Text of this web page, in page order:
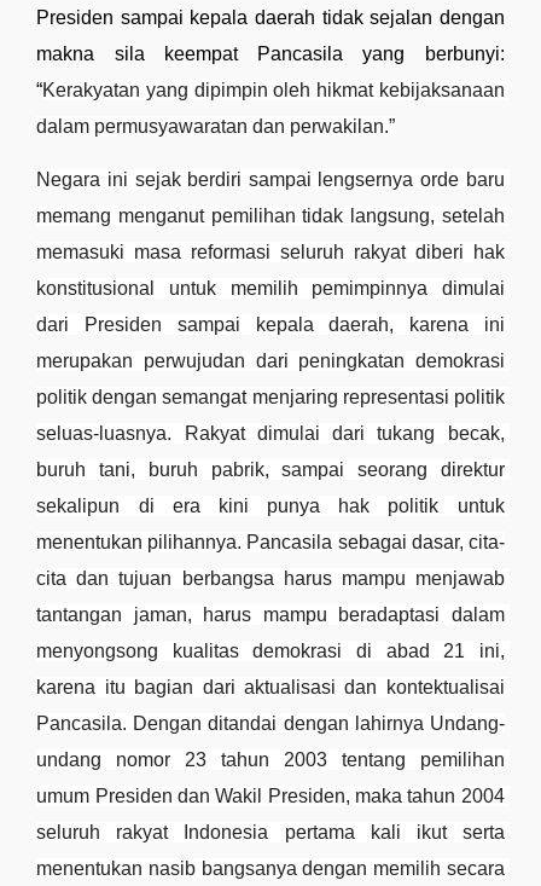
Presiden sampai kepala daerah tidak sejalan dengan
makna sila keempat Pancasila yang berbunyi:
“Kerakyatan yang dipimpin oleh hikmat kebijaksanaan
dalam permusyawaratan dan perwakilan.”
Negara ini sejak berdiri sampai lengsernya orde baru
memang menganut pemilihan tidak langsung, setelah
memasuki masa reformasi seluruh rakyat diberi hak
konstitusional untuk memilih pemimpinnya dimulai
dari Presiden sampai kepala daerah, karena ini
merupakan perwujudan dari peningkatan demokrasi
politik dengan semangat menjaring representasi politik
seluas-luasnya. Rakyat dimulai dari tukang becak,
buruh tani, buruh pabrik, sampai seorang direktur
sekalipun di era kini punya hak politik untuk
menentukan pilihannya. Pancasila sebagai dasar, cita-
cita dan tujuan berbangsa harus mampu menjawab
tantangan jaman, harus mampu beradaptasi dalam
menyongsong kualitas demokrasi di abad 21 ini,
karena itu bagian dari aktualisasi dan kontektualisai
Pancasila. Dengan ditandai dengan lahirnya Undang-
undang nomor 23 tahun 2003 tentang pemilihan
umum Presiden dan Wakil Presiden, maka tahun 2004
seluruh rakyat Indonesia pertama kali ikut serta
menentukan nasib bangsanya dengan memilih secara